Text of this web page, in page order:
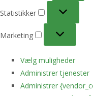
Statistikker
Marketing
Vælg muligheder
Administrer tjenester
Administrer